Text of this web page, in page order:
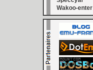
Wakoo-enter